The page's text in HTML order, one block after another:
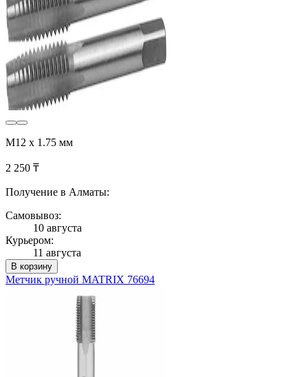
М12 x 1.75 мм
2 250 ₸
Получение в Алматы:
Самовывоз:
10 августа
Курьером:
11 августа
В корзину
Метчик ручной MATRIX 76694